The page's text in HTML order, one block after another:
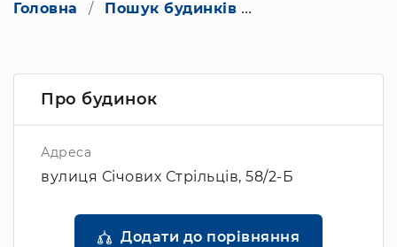
Головна Пошук будинків
Про будинок
Адреса
вулиця Січових Стрільців, 58/2-Б
Додати до порівняння